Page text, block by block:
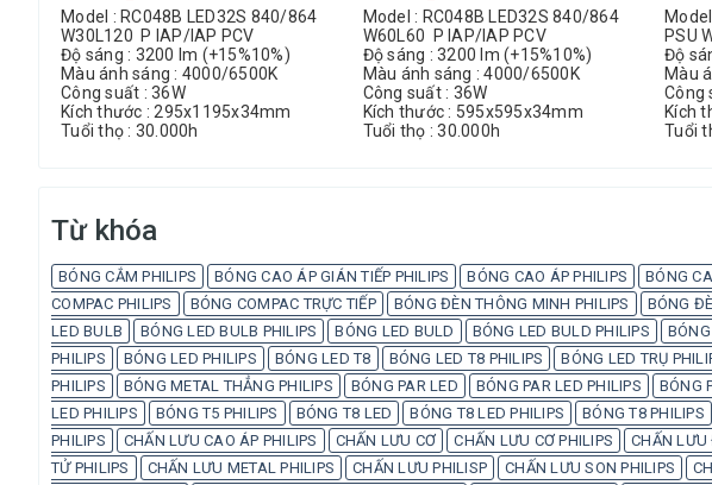
Model : RC048B LED32S 840/864
W30L120 P IAP/IAP PCV
Độ sáng : 3200 lm (+15%10%)
Màu ánh sáng : 4000/6500K
Công suất : 36W
Kích thước : 295x1195x34mm
Tuổi thọ : 30.000h
Model : RC048B LED32S 840/864
W60L60 P IAP/IAP PCV
Độ sáng : 3200 lm (+15%10%)
Màu ánh sáng : 4000/6500K
Công suất : 36W
Kích thước : 595x595x34mm
Tuổi thọ : 30.000h
PSU
Độ
Màu
Công
Kích
Tuổi
Từ khóa
BÓNG CẮM PHILIPS BÓNG CAO ÁP GIÁN TIẾP PHILIPS BÓNG CAO ÁP PHILIPS BÓNG
COMPAC PHILIPS
BÓNG COMPAC TRỰC TIẾP BÓNG ĐÈN THÔNG MINH PHILIPS BÓNG
LED BULB
BÓNG LED BULB PHILIPS BÓNG LED BULD BÓNG LED BULD PHILIPS
PHILIPS
BÓNG LED PHILIPS BÓNG LED T8 BÓNG LED T8 PHILIPS BÓNG LED TRỤ
PHILIPS
BÓNG METAL THẲNG PHILIPS BÓNG PAR LED BÓNG PAR LED PHILIPS BÓNG
LED PHILIPS
BÓNG T5 PHILIPS BÓNG T8 LED BÓNG T8 LED PHILIPS BÓNG T8 PHILIPS
PHILIPS
CHẤN LƯU CAO ÁP PHILIPS CHẤN LƯU CƠ CHẤN LƯU CƠ PHILIPS CHẤN LƯU
TỬ PHILIPS
CHẤN LƯU METAL PHILIPS CHẤN LƯU PHILISP CHẤN LƯU SON PHILIPS